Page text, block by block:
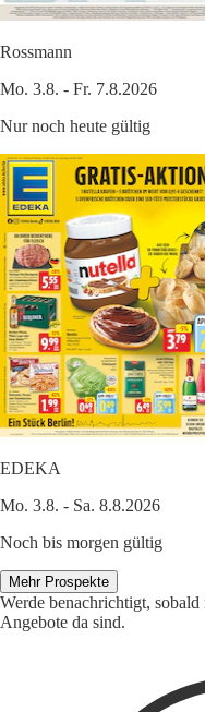
Rossmann
Mo. 3.8. - Fr. 7.8.2026
Nur noch heute gültig
EDEKA
Mo. 3.8. - Sa. 8.8.2026
Noch bis morgen gültig
Mehr Prospekte
Werde benachrichtigt,
Angebote da sind.